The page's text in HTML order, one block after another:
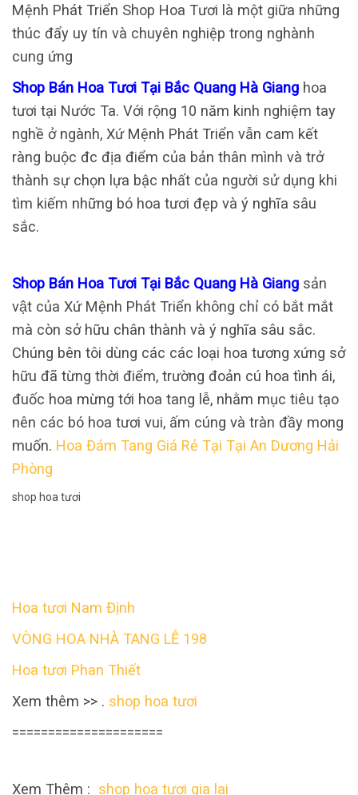
Mệnh Phát Triển Shop Hoa Tươi là một giữa những
thúc đẩy uy tín và chuyên nghiệp trong nghành
cung ứng
Shop Bán Hoa Tươi Tại Bắc Quang Hà Giang hoa
tươi tại Nước Ta. Với rộng 10 năm kinh nghiệm tay
nghề ở ngành, Xứ Mệnh Phát Triển vẫn cam kết
ràng buộc đc địa điểm của bản thân mình và trở
thành sự chọn lựa bậc nhất của người sử dụng khi
tìm kiếm những bó hoa tươi đẹp và ý nghĩa sâu
sắc.
Shop Bán Hoa Tươi Tại Bắc Quang Hà Giang sản
vật của Xứ Mệnh Phát Triển không chỉ có bắt mắt
mà còn sở hữu chân thành và ý nghĩa sâu sắc.
Chúng bên tôi dùng các các loại hoa tương xứng sở
hữu đã từng thời điểm, trường đoản cú hoa tình ái,
đuốc hoa mừng tới hoa tang lễ, nhằm mục tiêu tạo
nên các bó hoa tươi vui, ấm cúng và tràn đầy mong
muốn. Hoa Đám Tang Giá Rẻ Tại Tại An Dương Hải
Phòng
shop hoa tươi
Hoa tươi Nam Định
VÒNG HOA NHÀ TANG LỄ 198
Hoa tươi Phan Thiết
Xem thêm >> . shop hoa tươi
=====================
Xem Thêm : shop hoa tươi gia lai